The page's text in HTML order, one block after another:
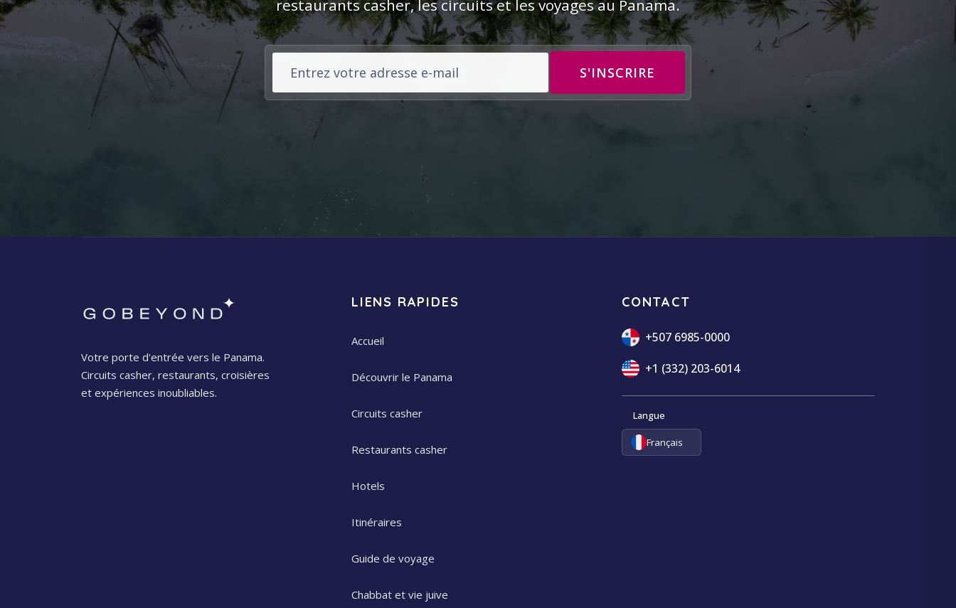
restaurants casher, les circuits et les voyages au Panama.
S'INSCRIRE
Votre porte d'entrée vers le Panama.
Circuits casher, restaurants, croisières
et expériences inoubliables.
LIENS RAPIDES
Accueil
Découvrir le Panama
Circuits casher
Restaurants casher
Hotels
Itinéraires
Guide de voyage
Chabbat et vie juive
CONTACT
+507 6985-0000
+1 (332) 203-6014
Langue
Français